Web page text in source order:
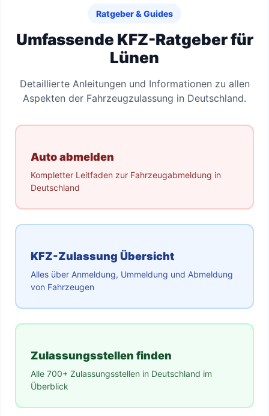
Ratgeber & Guides
Umfassende KFZ-Ratgeber für
Lünen
Detaillierte Anleitungen und Informationen zu allen
Aspekten der Fahrzeugzulassung in Deutschland.
Auto abmelden
Kompletter Leitfaden zur Fahrzeugabmeldung in
Deutschland
KFZ-Zulassung Übersicht
Alles über Anmeldung, Ummeldung und Abmeldung
von Fahrzeugen
Zulassungsstellen finden
Alle 700+ Zulassungsstellen in Deutschland im
Überblick